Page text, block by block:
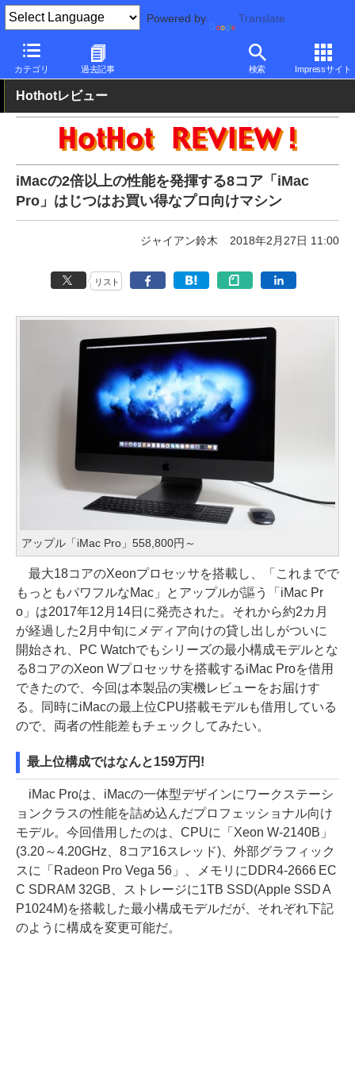
Powered by Translate
カテゴリ 過去記事 検索 Impressサイト
PC Watch パソコン/タブレット/スマートフォン 一体型パソコン
Hothotレビュー
iMacの2倍以上の性能を発揮する8コア「iMac
Pro」はじつはお買い得なプロ向けマシン
ジャイアン鈴木 2018年2月27日 11:00
リスト
アップル「iMac Pro」558,800円～
最大18コアのXeonプロセッサを搭載し、「これまでで
もっともパワフルなMac」とアップルが謳う「iMac Pr
o」は2017年12月14日に発売された。それから約2カ月
が経過した2月中旬にメディア向けの貸し出しがついに
開始され、PC Watchでもシリーズの最小構成モデルとな
る8コアのXeon Wプロセッサを搭載するiMac Proを借用
できたので、今回は本製品の実機レビューをお届けす
る。同時にiMacの最上位CPU搭載モデルも借用している
ので、両者の性能差もチェックしてみたい。
最上位構成ではなんと159万円!
iMac Proは、iMacの一体型デザインにワークステーシ
ョンクラスの性能を詰め込んだプロフェッショナル向け
モデル。今回借用したのは、CPUに「Xeon W-2140B」
(3.20～4.20GHz、8コア16スレッド)、外部グラフィック
スに「Radeon Pro Vega 56」、メモリにDDR4-2666 EC
C SDRAM 32GB、ストレージに1TB SSD(Apple SSD A
P1024M)を搭載した最小構成モデルだが、それぞれ下記
のように構成を変更可能だ。